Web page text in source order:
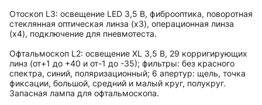
Отоскоп L3: освещение LED 3,5 В, фиброоптика, поворотная
стеклянная оптическая линза (х3), операционная линза
(х4), подключение для пневмотеста.
Офтальмоскоп L2: освещение XL 3,5 В, 29 корригирующих
линз (от+1 до +40 и от-1 до -35); фильтры: без красного
спектра, синий, поляризационный; 6 апертур: щель, точка
фиксации, большой, средний и малый круг, полукруг.
Запасная лампа для офтальмоскопа.